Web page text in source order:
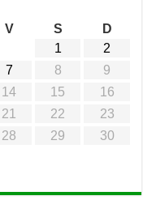
V S
D
1
2
7 8
9
14 15
16
21 22
23
28 29
30